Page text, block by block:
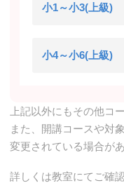
小1～小3(上級)
小4～小6(上級)
上記以外にもその他コ
また、開講コースや対
変更されている場合があ
詳しくは教室にてご確